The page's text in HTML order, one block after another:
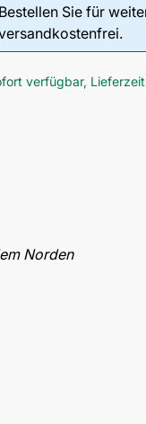
Bestellen Sie für
verfügbar,
Norden